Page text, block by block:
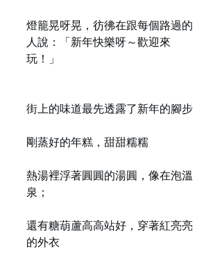
燈籠晃呀晃，彷彿在跟每個路過的
人說：「新年快樂呀～歡迎來
玩！」
街上的味道最先透露了新年的腳步
剛蒸好的年糕，甜甜糯糯
熱湯裡浮著圓圓的湯圓，像在泡溫
泉；
還有糖葫蘆高高站好，穿著紅亮亮
的外衣